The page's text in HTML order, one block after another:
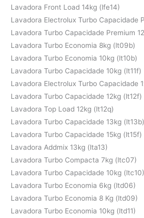
Lavadora Front Load 14kg (lfe14)
Lavadora Electrolux Turbo Capacidade
Lavadora Turbo Capacidade Premium
Lavadora Turbo Economia 8kg (lt09b)
Lavadora Turbo Economia 10kg (lt10b)
Lavadora Turbo Capacidade 10kg (lt11f)
Lavadora Electrolux Turbo Capacidade
Lavadora Turbo Capacidade 12kg (lt12f)
Lavadora Top Load 12kg (lt12q)
Lavadora Turbo Capacidade 13kg (lt13b)
Lavadora Turbo Capacidade 15kg (lt15f)
Lavadora Addmix 13kg (lta13)
Lavadora Turbo Compacta 7kg (ltc07)
Lavadora Turbo Capacidade 10kg (ltc10)
Lavadora Turbo Economia 6kg (ltd06)
Lavadora Turbo Economia 8 Kg (ltd09)
Lavadora Turbo Economia 10kg (ltd11)